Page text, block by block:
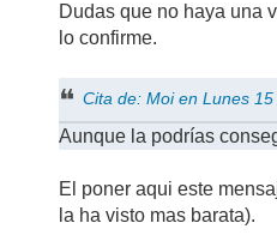
Dudas que no haya una
lo confirme.
Cita de: Moi en Lunes
Aunque la podrías
El poner aqui este
la ha visto mas barata).